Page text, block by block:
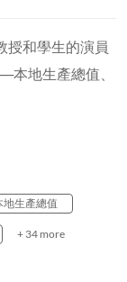
授和學生的演員
本地生產總值、
地生產總值
+ 34 more